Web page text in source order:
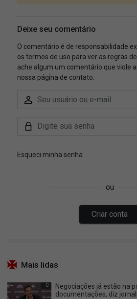
Mais lidas
0
Negociações já estão na
documentações, diz